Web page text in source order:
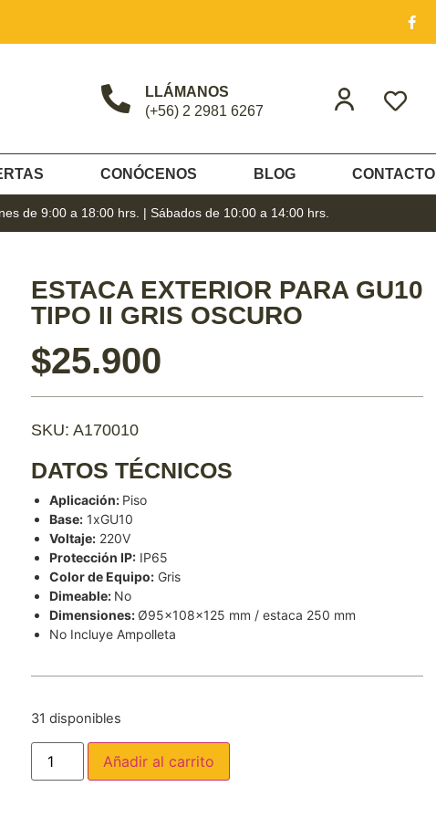
LLÁMANOS
(+56) 2 2981 6267
CONÓCENOS BLOG CONTACTO
de 9:00 a 18:00 hrs. | Sábados de 10:00 a 14:00 hrs.
ESTACA EXTERIOR PARA GU10
TIPO II GRIS OSCURO
$25.900
SKU: A170010
DATOS TÉCNICOS
Aplicación: Piso
Base: 1xGU10
Voltaje: 220V
Protección IP: IP65
Color de Equipo: Gris
Dimeable: No
Dimensiones: Ø95x108x125 mm / estaca 250 mm
No Incluye Ampolleta
31 disponibles
Añadir al carrito